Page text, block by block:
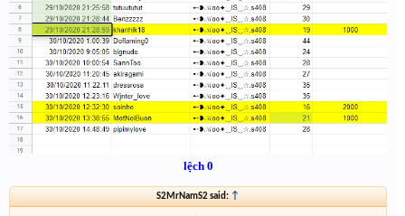
lệch 0
S2MrNamS2 said: ↑